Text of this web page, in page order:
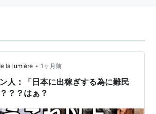
la lumière • 1ヶ月前
人：「日本に出稼ぎする為に難民
？？はぁ？